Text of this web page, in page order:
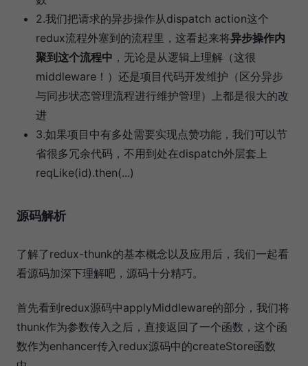
2.我们把请求的异步操作从dispatch action这个
redux流程外塞到的流程里，这看起来将异步操作内
聚到这个流程中 ，无论是从逻辑上理解（这很
middleware！）还是项目代码开发维护（区分异步
与同步状态管理流程进行维护管理）上都是很大的改
进
3.如果项目中有多处需要实现点赞功能，我们可以节
省很多冗余代码，不用到处在dispatch外层套上
reqLike(id).then(...)
源码解析
了解了redux-thunk的基本概念以及应用后，我们一起看
看源码加深下理解吧，源码十分精巧。
首先看到redux源码中applyMiddleware的部分，我们将
thunk作为参数传入之后，直接返回了一个函数，这个函
数作为enhancer传入redux源码中的createStore函数